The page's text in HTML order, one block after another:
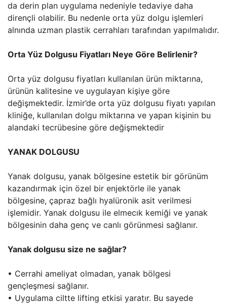
da derin plan uygulama nedeniyle tedaviye daha
dirençli olabilir. Bu nedenle orta yüz dolgu işlemleri
alnında uzman plastik cerrahları tarafından yapılmalıdır.
Orta Yüz Dolgusu Fiyatları Neye Göre Belirlenir?
Orta yüz dolgusu fiyatları kullanılan ürün miktarına,
ürünün kalitesine ve uygulayan kişiye göre
değişmektedir. İzmir’de orta yüz dolgusu fiyatı yapılan
kliniğe, kullanılan dolgu miktarına ve yapan kişinin bu
alandaki tecrübesine göre değişmektedir
YANAK DOLGUSU
Yanak dolgusu, yanak bölgesine estetik bir görünüm
kazandırmak için özel bir enjektörle ile yanak
bölgesine, çapraz bağlı hyalüronik asit verilmesi
işlemidir. Yanak dolgusu ile elmecık kemiği ve yanak
bölgesinin daha genç ve canlı görünmesi sağlanır.
Yanak dolgusu size ne sağlar?
• Cerrahi ameliyat olmadan, yanak bölgesi
gençleşmesi sağlanır.
• Uygulama ciltte lifting etkisi yaratır. Bu sayede